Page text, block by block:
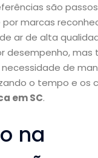
são
marcas
ar de alta
desempenho, mas
de
o tempo e os
em SC.
na